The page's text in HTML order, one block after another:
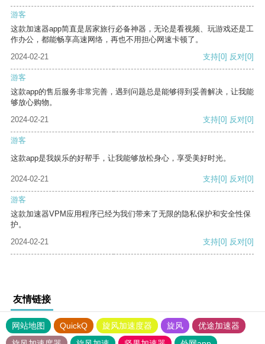
游客
这款加速器app简直是居家旅行必备神器，无论是看视频、玩游戏还是工
作办公，都能畅享高速网络，再也不用担心网速卡顿了。
2024-02-21
支持[0] 反对[0]
游客
这款app的售后服务非常完善，遇到问题总是能够得到妥善解决，让我能
够放心购物。
2024-02-21
支持[0] 反对[0]
游客
这款app是我娱乐的好帮手，让我能够放松身心，享受美好时光。
2024-02-21 支持[0] 反对[0]
游客
这款加速器VPM应用程序已经为我们带来了无限的隐私保护和安全性保
护。
2024-02-21
支持[0] 反对[0]
友情链接
网站地图 QuickQ 旋风加速度器 旋风
优途加速器